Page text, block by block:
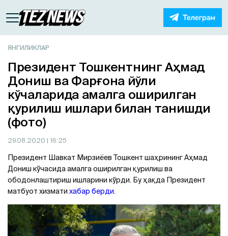
ЯНГИЛИКЛАР
Президент Тошкентнинг Aҳмад
Дониш ва Фарғона йўли
кўчаларида амалга оширилган
қурилиш ишлари билан танишди
(фото)
29.08.2020 | 16:25
Президент Шавкат Мирзиёев Тошкент шаҳрининг Aҳмад
Дониш кўчасида амалга оширилган қурилиш ва
ободонлаштириш ишларини кўрди. Бу ҳақда Президент
матбуот хизмати хабар берди.